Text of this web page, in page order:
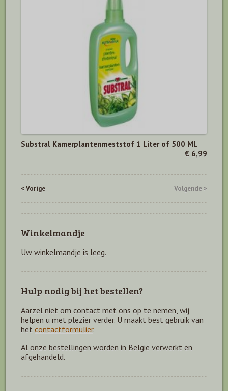
Substral Kamerplantenmeststof 1 Liter of 500 ML
€ 6,99
< Vorige Volgende >
Winkelmandje
Uw winkelmandje is leeg.
Hulp nodig bij het bestellen?
Aarzel niet om contact met ons op te nemen, wij
helpen u met plezier verder. U maakt best gebruik van
het contactformulier.
Al onze bestellingen worden in België verwerkt en
afgehandeld.